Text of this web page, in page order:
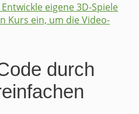
eigene 3D-Spiele
Kurs ein, um die Video-
durch